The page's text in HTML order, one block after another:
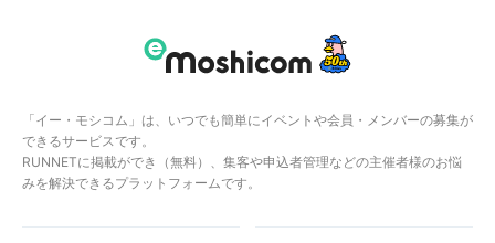
「イー・モシコム」は、いつでも簡単にイベントや会員・メンバーの募集が
できるサービスです。
RUNNETに掲載ができ（無料）、集客や申込者管理などの主催者様のお悩
みを解決できるプラットフォームです。